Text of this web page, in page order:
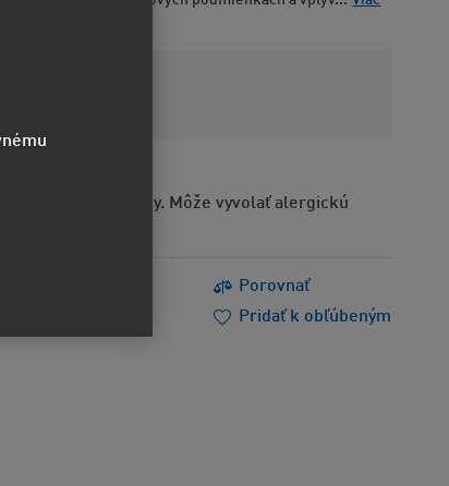
alergénne látky. Môže vyvolať alergickú
Porovnať
Pridať k obľúbeným